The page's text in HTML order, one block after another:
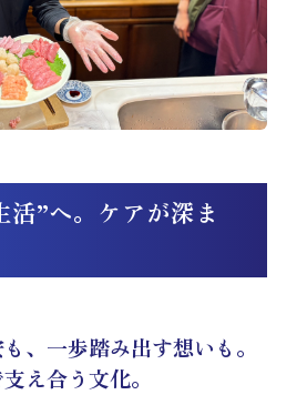
活”へ。ケアが深ま
、一歩踏み出す想いも。
え合う文化。